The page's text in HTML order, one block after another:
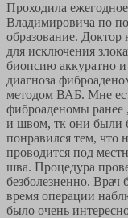
Проходила
Владимировича по
образование. Доктор
для исключения
биопсию аккуратно
диагноза
методом ВАБ. Мне
фиброаденомы ранее
и швом, тк они были
понравился тем, что
проводится под
шва. Процедура
безболезненно.
время операции
было очень